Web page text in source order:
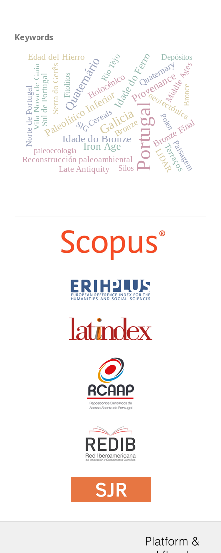
Keywords
Portugal
Galicia
QuaternárioIdade do Ferro
Provenance
Paleolítico Inferior
Idade do Bronze
Iron Age Bronze Final
Edad del Hierro
Quaternary
Vila Nova de Gaia Holocénico
neotectónica
SIG
Sul de Portugal Middle Ages
Serra do Gerês
Norte de Portugal
Rio Tejo
Reconstrucción paleoambiental
Bronze
Paisagem
Terraços
Late Antiquity LiDAR
Cereals
Depósitos
paleoecologia
Bronce
Polen
Fitolitos
Silos